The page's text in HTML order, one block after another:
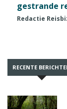
gestrande
Redactie
RECENTE